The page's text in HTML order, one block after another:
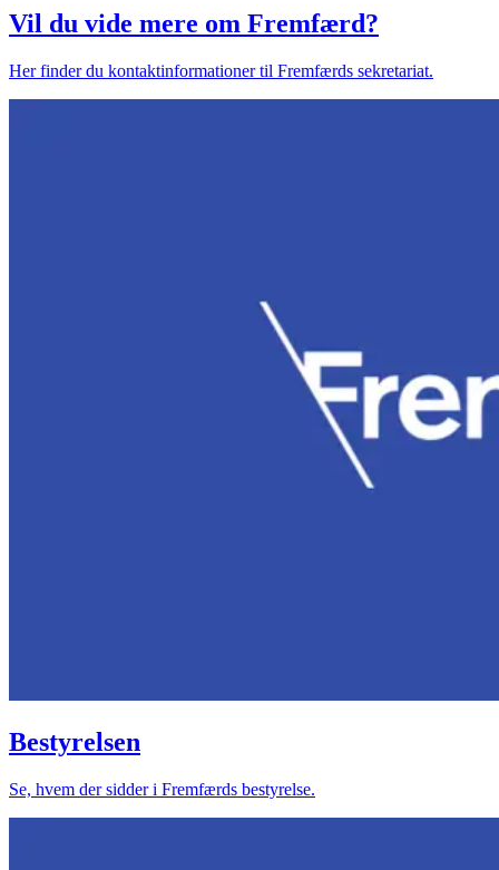
Vil du vide mere om Fremfærd?
Her finder du kontaktinformationer til Fremfærds sekretariat.
Bestyrelsen
Se, hvem der sidder i Fremfærds bestyrelse.